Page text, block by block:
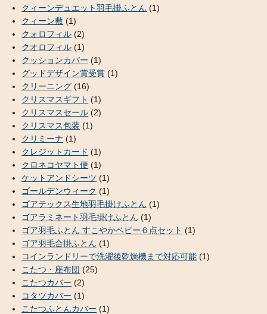
クィーンデュエット羽毛掛ふとん (1)
クィーン敷 (1)
クォロフィル (2)
クオロフィル (1)
クッションカバー (1)
グッドデザイン賞受賞 (1)
クリーニング (16)
クリスマスギフト (1)
クリスマスセール (2)
クリスマス包装 (1)
クリミーナ (1)
クレジットカード (1)
クロネコヤマト便 (1)
ケットアンドシーツ (1)
ゴールデンウィーク (1)
ゴアテックス生地羽毛掛けふとん (1)
ゴアラミネート羽毛掛けふとん (1)
ゴア羽毛ふとん すこやかベビー６点セット (1)
ゴア羽毛合掛ふとん (1)
コインランドリーで洗濯後乾燥機まで対応可能 (1)
こたつ・座布団 (25)
こたつカバー (2)
コタツカバー (1)
こたつふとんカバー (1)